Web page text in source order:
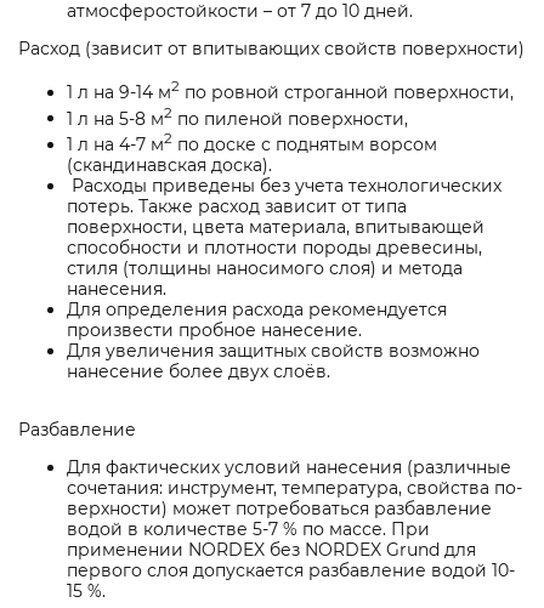
атмосферостойкости – от 7 до 10 дней.
Расход (зависит от впитывающих свойств поверхности)
1 л на 9-14 м2 по ровной строганной поверхности,
1 л на 5-8 м2 по пиленой поверхности,
1 л на 4-7 м2 по доске с поднятым ворсом
(скандинавская доска).
Расходы приведены без учета технологических
потерь. Также расход зависит от типа
поверхности, цвета материала, впитывающей
способности и плотности породы древесины,
стиля (толщины наносимого слоя) и метода
нанесения.
Для определения расхода рекомендуется
произвести пробное нанесение.
Для увеличения защитных свойств возможно
нанесение более двух слоёв.
Разбавление
Для фактических условий нанесения (различные
сочетания: инструмент, температура, свойства по-
верхности) может потребоваться разбавление
водой в количестве 5-7 % по массе. При
применении NORDEX без NORDEX Grund для
первого слоя допускается разбавление водой 10-
15 %.